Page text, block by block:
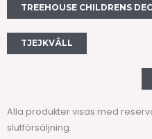
TREEHOUSE CHILDRENS
TJEJKVÄLL
Alla produkter visas med
slutförsäljning.